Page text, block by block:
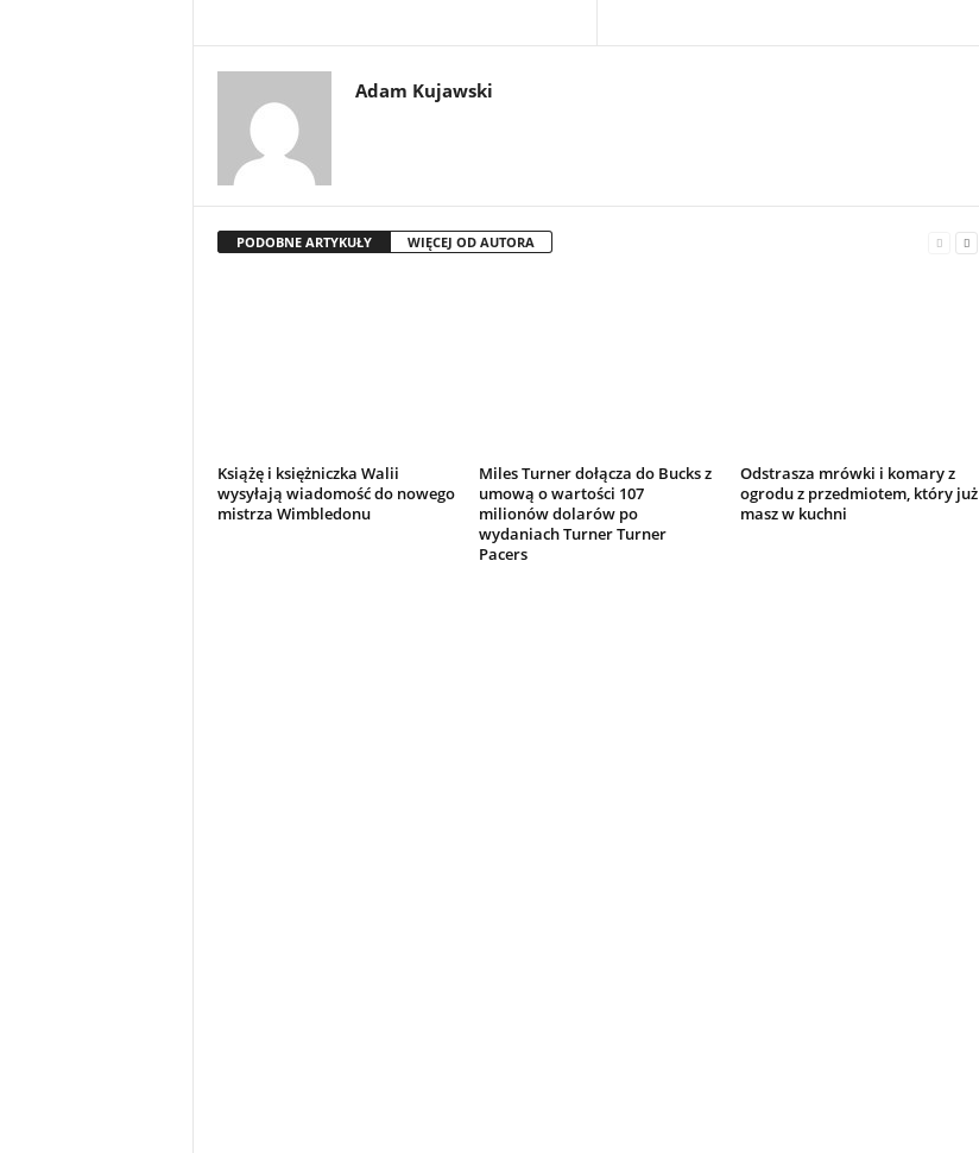
Adam Kujawski
PODOBNE ARTYKUŁY WIĘCEJ OD AUTORA
Książę i księżniczka Walii
wysyłają wiadomość do nowego
mistrza Wimbledonu
Miles Turner dołącza do Bucks z
umową o wartości 107
milionów dolarów po
wydaniach Turner Turner
Pacers
Odstrasza mrówki i komary z
ogrodu z przedmiotem, który już
masz w kuchni